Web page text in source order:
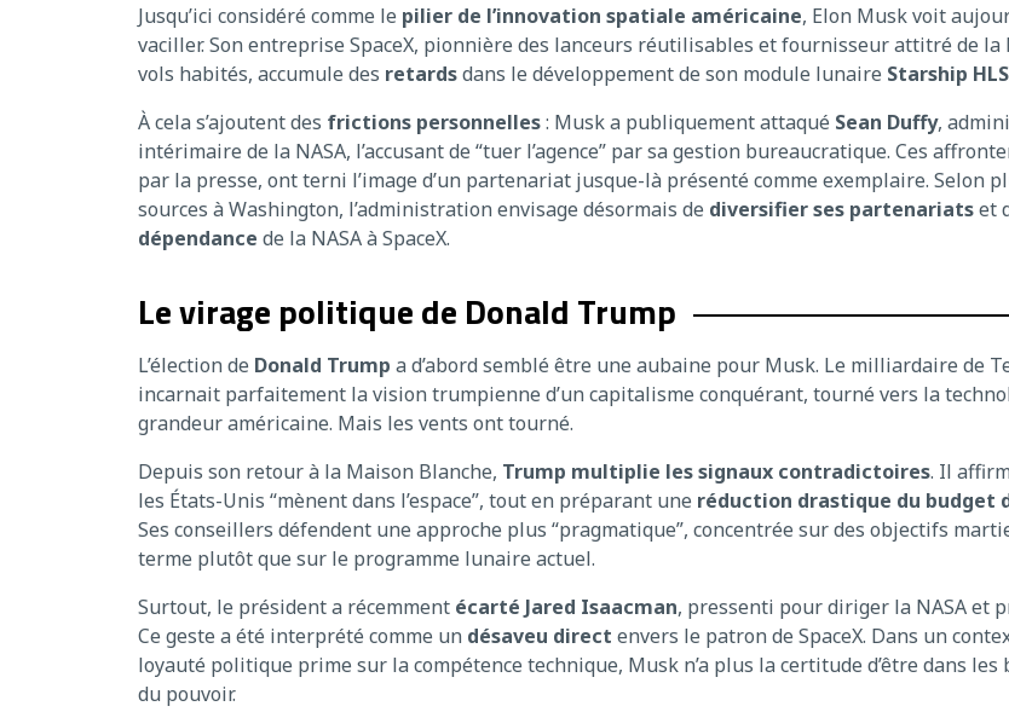
Jusqu’ici considéré comme le pilier de l’innovation spatiale américaine, Elon Musk voit
vaciller. Son entreprise SpaceX, pionnière des lanceurs réutilisables et fournisseur attitré de la
vols habités, accumule des retardsdans le développement de son module lunaire Starship HLS
À cela s’ajoutent des frictions personnelles: Musk a publiquement attaqué Sean Duffy,
intérimaire de la NASA, l’accusant de “tuer l’agence” par sa gestion bureaucratique. Ces
par la presse, ont terni l’image d’un partenariat jusque-là présenté comme exemplaire. Selon
sources à Washington, l’administration envisage désormais de diversifier ses partenariatset
dépendance de la NASA à SpaceX.
Le virage politique de Donald Trump
L’élection de Donald Trump a d’abord semblé être une aubaine pour Musk. Le milliardaire de
incarnait parfaitement la vision trumpienne d’un capitalisme conquérant, tourné vers la
grandeur américaine. Mais les vents ont tourné.
Depuis son retour à la Maison Blanche, Trump multiplie les signaux contradictoires. Il
les États-Unis “mènent dans l’espace”, tout en préparant une réduction drastique du budget
Ses conseillers défendent une approche plus “pragmatique”, concentrée sur des objectifs
terme plutôt que sur le programme lunaire actuel.
Surtout, le président a récemment écarté Jared Isaacman, pressenti pour diriger la NASA et
Ce geste a été interprété comme un désaveu direct envers le patron de SpaceX. Dans un
loyauté politique prime sur la compétence technique, Musk n’a plus la certitude d’être dans les
du pouvoir.